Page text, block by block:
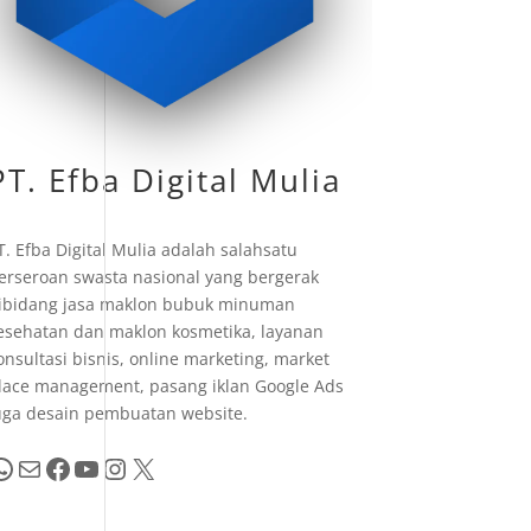
Efba Digital Mulia
Efba Digital Mulia adalah salahsatu
swasta nasional yang bergerak
jasa maklon bubuk minuman
dan maklon kosmetika, layanan
bisnis, online marketing, market
management, pasang iklan Google Ads
desain pembuatan website.
Mail Facebook YouTube InstagramX